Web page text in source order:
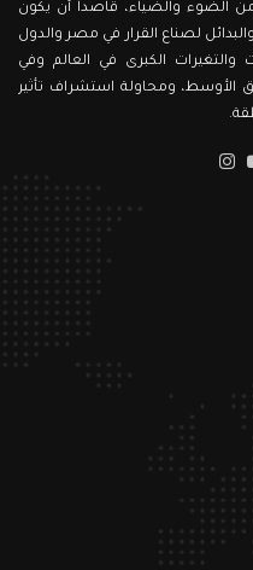
من الضوء والضياء، قاصداً أن يكون
لصناع القرار في مصر والدول
والتغيرات الكبرى في العالم وفي
الأوسط، ومحاولة استشراف تأثير
‫YouTube